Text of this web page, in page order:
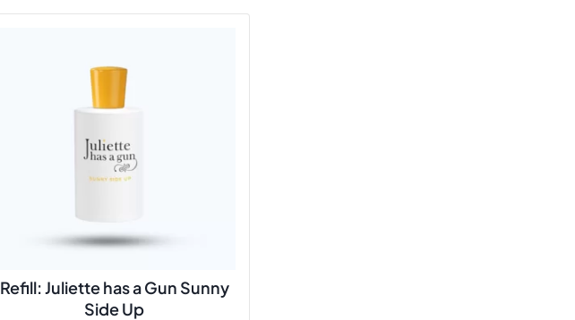
Refill: Juliette has a Gun Sunny
Side Up